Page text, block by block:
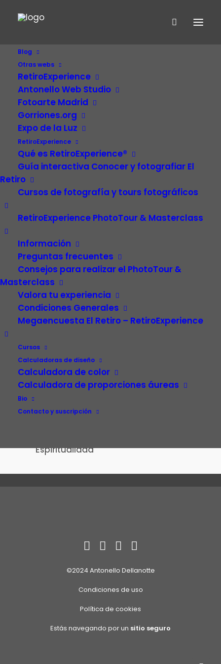
Blog
Otras webs
RetiroExperience
Antonello Web Studio
Fotoarte Madrid
Gorriones.org
Expo de la Luz
RetiroExperience
Qué es RetiroExperience®
Guía interactiva Conocer y fotografiar El
Retiro
Cursos de fotografía y tours fotográficos
RetiroExperience PhotoTour & Masterclass
Información
Preguntas frecuentes
Consejos para realizar el PhotoTour &
Masterclass
Valora tu experiencia
Condiciones Generales
Megaencuesta El Retiro – RetiroExperience
Cursos
Calculadoras de diseño
Calculadora de color
Calculadora de proporciones áureas
Bio
Contacto y suscripción
Puerta De Alcala
Carrera profesional
Fotografía
Patrimonio cultural
Paisaje de la Luz
El Retiro – RetiroExperience
Espiritualidad
©2024 Antonello Dellanotte
Condiciones de uso
Política de cookies
Estás navegando por un sitio seguro